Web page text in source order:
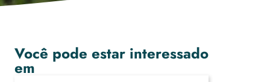
Você pode estar interessado
em